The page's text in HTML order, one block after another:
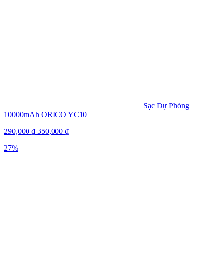
Sạc Dự Phòng
10000mAh ORICO YC10
290,000 ₫ 350,000 ₫
27%